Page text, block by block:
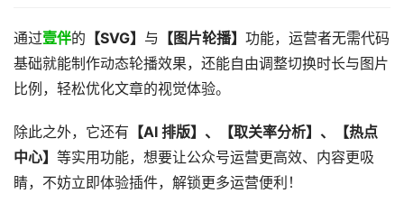
通过壹伴的 【SVG】 与 【图片轮播】 功能，运营者无需代码
基础就能制作动态轮播效果，还能自由调整切换时长与图片
比例，轻松优化文章的视觉体验。
除此之外，它还有 【AI 排版】、【取关率分析】、【热点
中心】 等实用功能，想要让公众号运营更高效、内容更吸
睛，不妨立即体验插件，解锁更多运营便利！